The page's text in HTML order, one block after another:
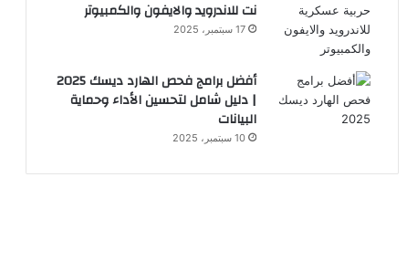
نت للاندرويد والايفون والكمبيوتر
17 سبتمبر، 2025
أفضل برامج فحص الهارد ديسك 2025
| دليل شامل لتحسين الأداء وحماية
البيانات
10 سبتمبر، 2025